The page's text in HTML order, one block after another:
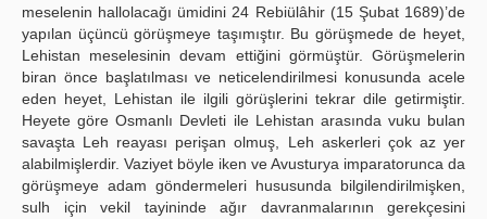
meselenin hallolacağı ümidini 24 Rebiülâhir (15 Şubat 1689)’de
yapılan üçüncü görüşmeye taşımıştır. Bu görüşmede de heyet,
Lehistan meselesinin devam ettiğini görmüştür. Görüşmelerin
biran önce başlatılması ve neticelendirilmesi konusunda acele
eden heyet, Lehistan ile ilgili görüşlerini tekrar dile getirmiştir.
Heyete göre Osmanlı Devleti ile Lehistan arasında vuku bulan
savaşta Leh reayası perişan olmuş, Leh askerleri çok az yer
alabilmişlerdir. Vaziyet böyle iken ve Avusturya imparatorunca da
görüşmeye adam göndermeleri hususunda bilgilendirilmişken,
sulh için vekil tayininde ağır davranmalarının gerekçesini